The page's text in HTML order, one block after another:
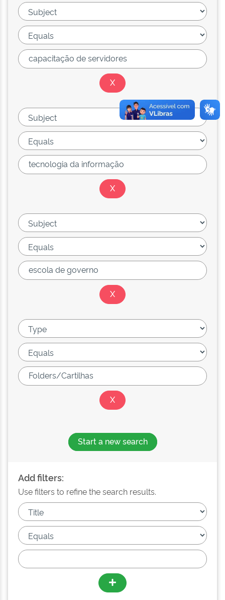
Start a new search
Add filters:
Use filters to refine the search results.